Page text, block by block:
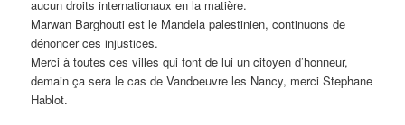
aucun droits internationaux en la matière.
Marwan Barghouti est le Mandela palestinien, continuons de
dénoncer ces injustices.
Merci à toutes ces villes qui font de lui un citoyen d’honneur,
demain ça sera le cas de Vandoeuvre les Nancy, merci Stephane
Hablot.